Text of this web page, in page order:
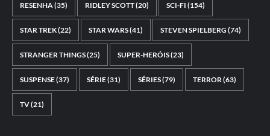
RESENHA(35) RIDLEY SCOTT(20) SCI-FI (154)
STAR TREK(22) STAR WARS(41) STEVEN SPIELBERG (74)
STRANGER THINGS(25) SUPER-HERÓIS(23)
SUSPENSE(37) SÉRIE(31) SÉRIES(79) TERROR(63)
TV(21)